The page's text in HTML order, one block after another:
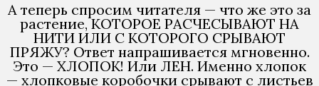
А теперь спросим читателя — что же это за
растение, КОТОРОЕ РАСЧЕСЫВАЮТ НА
НИТИ ИЛИ С КОТОРОГО СРЫВАЮТ
ПРЯЖУ? Ответ напрашивается мгновенно.
Это — ХЛОПОК! Или ЛЕН. Именно хлопок
— хлопковые коробочки срывают с листьев